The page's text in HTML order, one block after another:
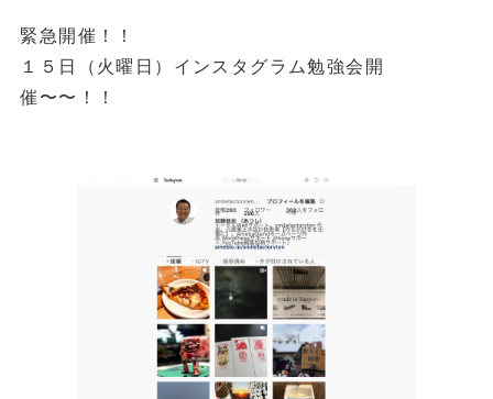
緊急開催！！
１５日（火曜日）インスタグラム勉強会開
催〜〜！！